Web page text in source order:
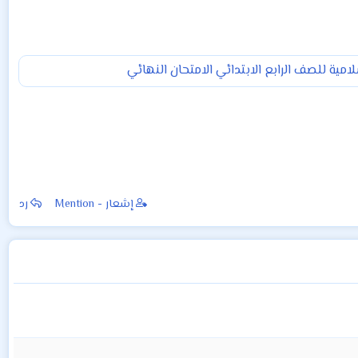
للصف الرابع الابتدائي الامتحان النهائي
إشعار - Mention رد